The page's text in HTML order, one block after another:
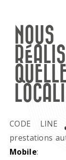
NOUS
CODE
prestations
Mobile: